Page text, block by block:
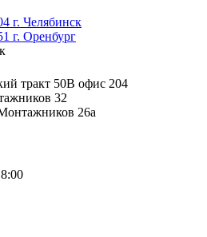
г. Челябинск
г. Оренбург
тракт 50В офис 204
32
26а